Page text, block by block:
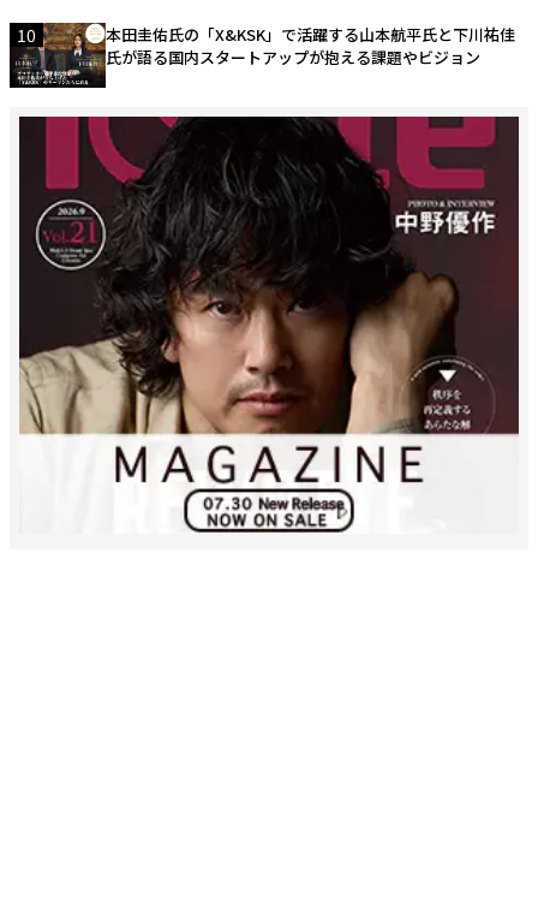
10
本田圭佑氏の「X&KSK」で活躍する山本航平氏と下川祐佳
氏が語る国内スタートアップが抱える課題やビジョン